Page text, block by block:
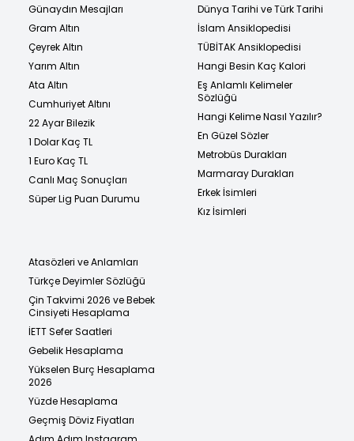
Günaydın Mesajları
Gram Altın
Çeyrek Altın
Yarım Altın
Ata Altın
Cumhuriyet Altını
22 Ayar Bilezik
1 Dolar Kaç TL
1 Euro Kaç TL
Canlı Maç Sonuçları
Süper Lig Puan Durumu
Dünya Tarihi ve Türk Tarihi
İslam Ansiklopedisi
TÜBİTAK Ansiklopedisi
Hangi Besin Kaç Kalori
Eş Anlamlı Kelimeler
Sözlüğü
Hangi Kelime Nasıl Yazılır?
En Güzel Sözler
Metrobüs Durakları
Marmaray Durakları
Erkek İsimleri
Kız İsimleri
Atasözleri ve Anlamları
Türkçe Deyimler Sözlüğü
Çin Takvimi 2026 ve Bebek
Cinsiyeti Hesaplama
İETT Sefer Saatleri
Gebelik Hesaplama
Yükselen Burç Hesaplama
2026
Yüzde Hesaplama
Geçmiş Döviz Fiyatları